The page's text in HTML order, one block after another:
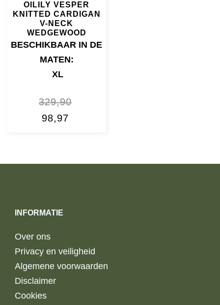
OILILY VESPER
KNITTED CARDIGAN
V-NECK
WEDGEWOOD
BESCHIKBAAR IN DE
MATEN:
XL
329,90
OORSPRONKELIJKE
€329,90.
98,97
€98,97.
INFORMATIE
Over ons
Privacy en veiligheid
Algemene voorwaarden
Disclaimer
Cookies